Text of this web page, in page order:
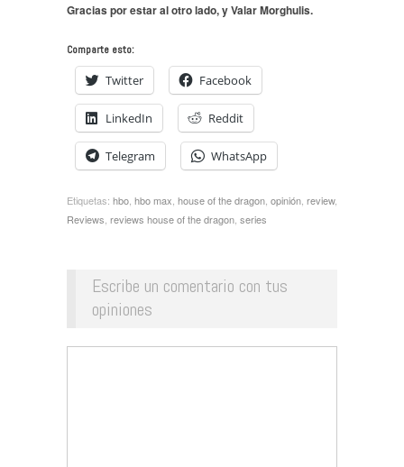
Gracias por estar al otro lado, y Valar Morghulis.
Comparte esto:
Twitter Facebook
LinkedIn Reddit
Telegram WhatsApp
Etiquetas: hbo hbo max house of the dragon opinión review,
Reviews reviews house of the dragon series
Escribe un comentario con tus
opiniones